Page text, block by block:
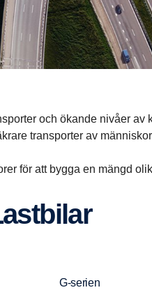
och ökande nivåer
transporter av
för att bygga en mängd
Lastbilar
G-serien